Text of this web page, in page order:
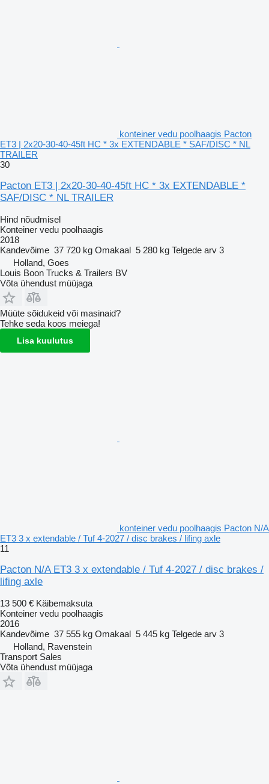
konteiner vedu poolhaagis Pacton
ET3 | 2x20-30-40-45ft HC * 3x EXTENDABLE * SAF/DISC * NL
TRAILER
30
Pacton ET3 | 2x20-30-40-45ft HC * 3x EXTENDABLE *
SAF/DISC * NL TRAILER
Hind nõudmisel
Konteiner vedu poolhaagis
2018
Kandevõime 37 720 kg Omakaal 5 280 kg Telgede arv 3
Holland, Goes
Louis Boon Trucks & Trailers BV
Võta ühendust müüjaga
Müüte sõidukeid või masinaid?
Tehke seda koos meiega!
Lisa kuulutus
konteiner vedu poolhaagis Pacton N/A
ET3 3 x extendable / Tuf 4-2027 / disc brakes / lifing axle
11
Pacton N/A ET3 3 x extendable / Tuf 4-2027 / disc brakes /
lifing axle
13 500 € Käibemaksuta
Konteiner vedu poolhaagis
2016
Kandevõime 37 555 kg Omakaal 5 445 kg Telgede arv 3
Holland, Ravenstein
Transport Sales
Võta ühendust müüjaga